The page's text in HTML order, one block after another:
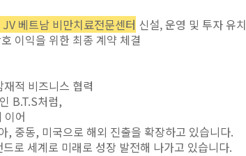
베트남 비만치료전문센터 신설, 운영 및 투자 유치
이익을 위한 최종 계약 체결
적 비즈니스 협력
B.T.S처럼,
이어
, 중동, 미국으로 해외 진출을 확장하고 있습니다.
로 세계로 미래로 성장 발전해 나가고 있습니다.